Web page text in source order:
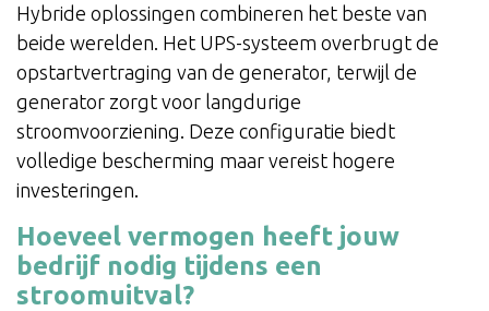
Hybride oplossingen combineren het beste van
beide werelden. Het UPS-systeem overbrugt de
opstartvertraging van de generator, terwijl de
generator zorgt voor langdurige
stroomvoorziening. Deze configuratie biedt
volledige bescherming maar vereist hogere
investeringen.
Hoeveel vermogen heeft jouw
bedrijf nodig tijdens een
stroomuitval?